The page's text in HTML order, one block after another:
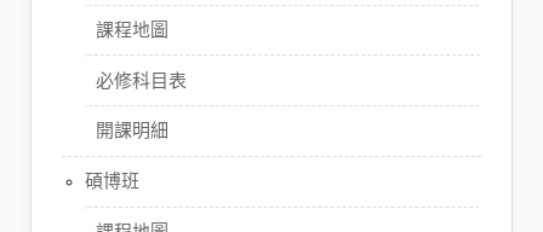
課程地圖
必修科目表
開課明細
碩博班